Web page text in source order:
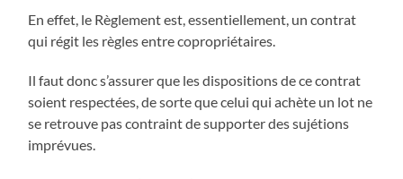
En effet, le Règlement est, essentiellement, un contrat
qui régit les règles entre copropriétaires.
Il faut donc s’assurer que les dispositions de ce contrat
soient respectées, de sorte que celui qui achète un lot ne
se retrouve pas contraint de supporter des sujétions
imprévues.